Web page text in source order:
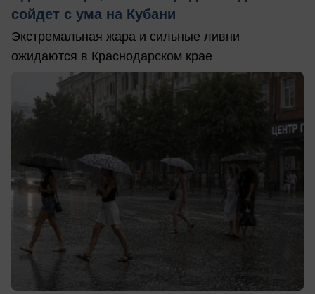
сойдет с ума на Кубани
Экстремальная жара и сильные ливни
ожидаются в Краснодарском крае